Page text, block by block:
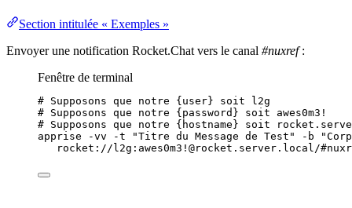
Section intitulée « Exemples »
Envoyer une notification Rocket.Chat vers le canal #nuxref:
Fenêtre de terminal
# Supposons que notre {user} soit l2g
# Supposons que notre {password} soit awes0m3!
# Supposons que notre {hostname} soit
apprise
-vv -t "Titre du Message de Test " -b "
rocket://l2g:awes0m3!@rocket.server.local/